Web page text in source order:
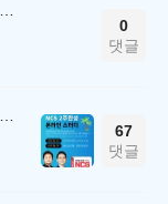
[공지] PDF 자료 인쇄 기능 정상 복구 안내
0
댓글
💥<여름방학 맞춤 커리큘럼 2주 완성 무료 스터디> 모집 시작!
67
댓글